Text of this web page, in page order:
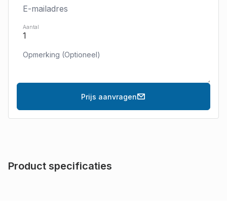
Aantal
Prijs aanvragen
Product specificaties